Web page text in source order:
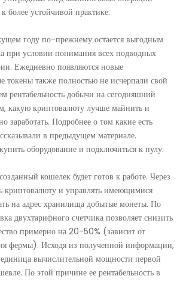
более устойчивой практике.
году по-прежнему остается выгодным
при условии понимания всех подводных
Ежедневно появляются новые
токены также полностью не исчерпали свой
рентабельность добычи на сегодняшний
какую криптовалюту лучше майнить и
заработать. Подробнее о том какие есть
в предыдущем материале.
оборудование и подключиться к пулу.
кошелек будет готов к работе. Через
криптовалюту и управлять имеющимися
на адрес хранилища добытые монеты. По
двухтарифного счетчика позволяет снизить
примерно на 20-50% (зависит от
фермы). Исходя из полученной информации,
единица вычислительной мощности первой
По этой причине ее рентабельность в